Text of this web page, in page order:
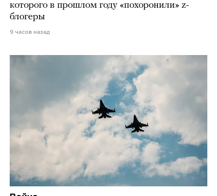
которого в прошлом году «похоронили» z-
блогеры
9 часов назад